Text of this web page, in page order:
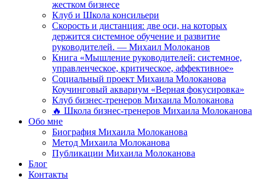
жестком бизнесе
Клуб и Школа консильери
Скорость и дистанция: две оси, на которых
держится системное обучение и развитие
руководителей. — Михаил Молоканов
Книга «Мышление руководителей: системное,
управленческое, критическое, аффективное»
Социальный проект Михаила Молоканова
Коучинговый аквариум «Верная фокусировка»
Клуб бизнес-тренеров Михаила Молоканова
🔥 Школа бизнес-тренеров Михаила Молоканова
Обо мне
Биография Михаила Молоканова
Метод Михаила Молоканова
Публикации Михаила Молоканова
Блог
Контакты